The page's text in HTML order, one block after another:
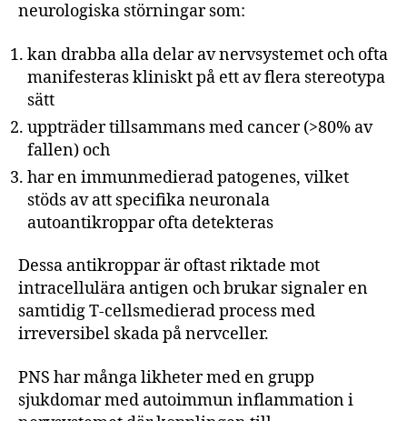
neurologiska störningar som:
kan drabba alla delar av nervsystemet och ofta
manifesteras kliniskt på ett av flera stereotypa
sätt
uppträder tillsammans med cancer (>80% av
fallen) och
har en immunmedierad patogenes, vilket
stöds av att specifika neuronala
autoantikroppar ofta detekteras
Dessa antikroppar är oftast riktade mot
intracellulära antigen och brukar signaler en
samtidig T-cellsmedierad process med
irreversibel skada på nervceller.
PNS har många likheter med en grupp
sjukdomar med autoimmun inflammation i